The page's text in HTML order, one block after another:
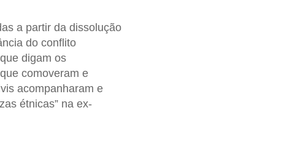
a partir da dissolução
do conflito
digam os
comoveram e
acompanharam e
étnicas” na ex-